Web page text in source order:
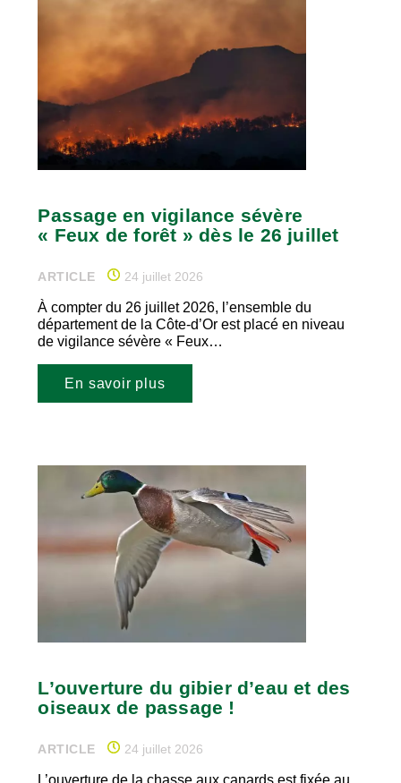
Passage en vigilance sévère
« Feux de forêt » dès le 26 juillet
ARTICLE 24 juillet 2026
À compter du 26 juillet 2026, l’ensemble du
département de la Côte-d’Or est placé en niveau
de vigilance sévère « Feux…
En savoir plus
L’ouverture du gibier d’eau et des
oiseaux de passage !
ARTICLE 24 juillet 2026